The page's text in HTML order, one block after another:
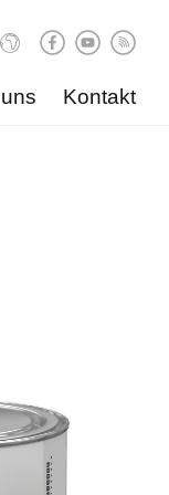
Kontakt